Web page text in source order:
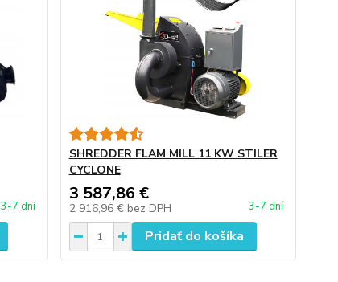
3-7 dní
SHREDDER FLAM MILL 11 KW STILER
CYCLONE
3 587,86 €
2 916,96 € bez DPH 3-7 dní
Pridať do košíka